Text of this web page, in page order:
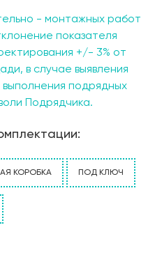
- монтажных работ
показателя
+/- 3% от
в случае выявления
подрядных
Подрядчика.
КОРОБКА ПОД КЛЮЧ